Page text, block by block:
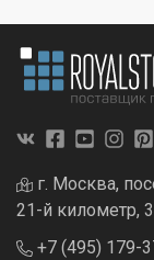
г. Москва,
21-й километр,
+7 (495) 179-